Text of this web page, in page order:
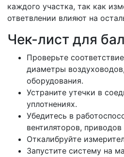
каждого участка, так как
ответвлении влияют на
Чек-лист для
Проверьте
диаметры
оборудования.
Устраните утечки в
уплотнениях.
Убедитесь в
вентиляторов,
Откалибруйте
Запустите систему на